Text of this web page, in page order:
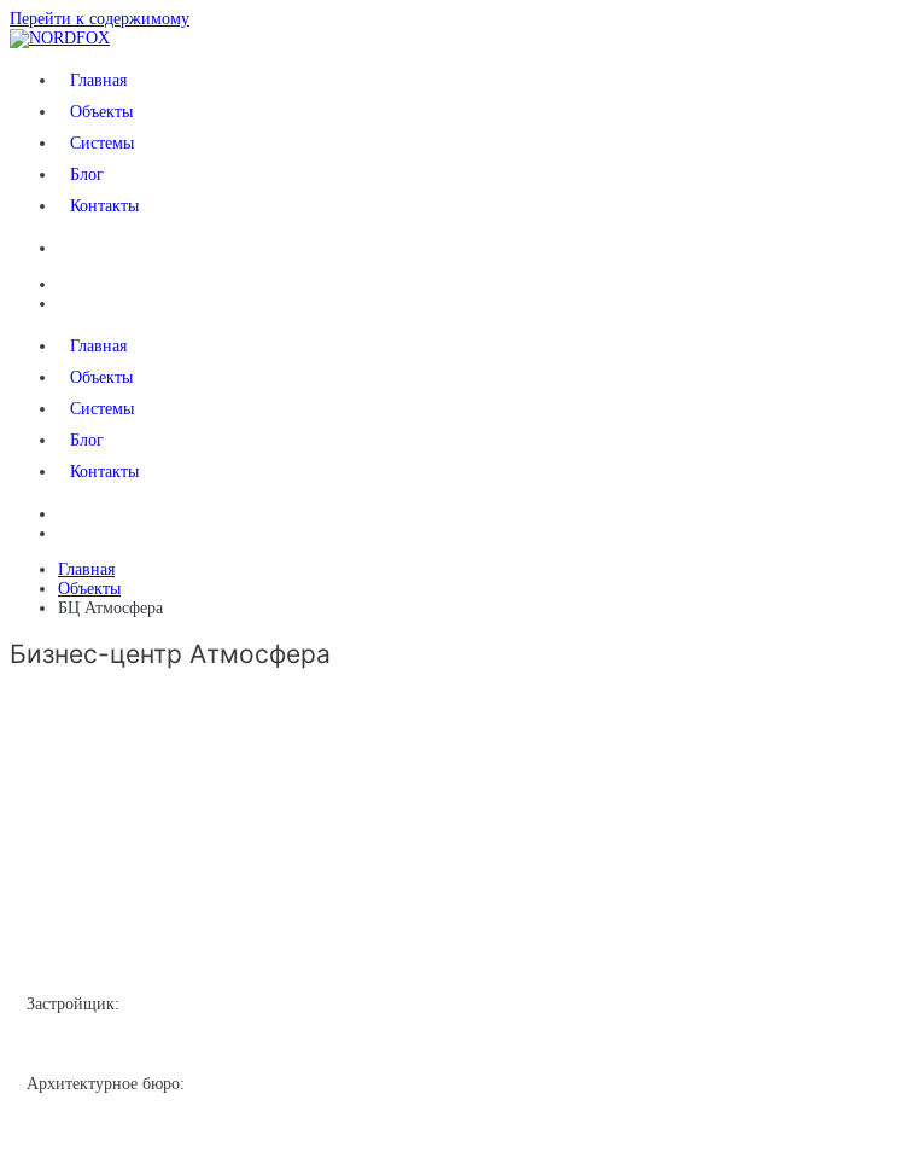
Перейти к содержимому
NORDFOXГлавная
Объекты
Системы
Блог
Контакты
Главная
Объекты
Системы
Блог
Контакты
Главная
Объекты
БЦ Атмосфера
Бизнес-центр Атмосфера
Застройщик:
Архитектурное бюро: